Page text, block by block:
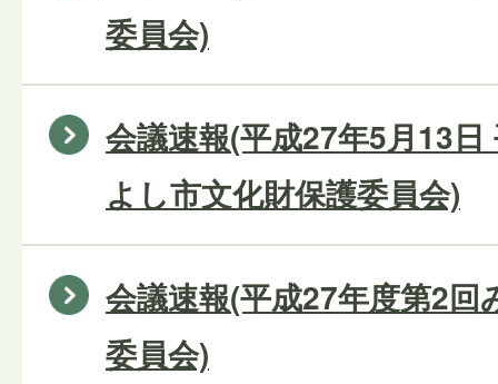
委員会)
会議速報(平成27年5月13
よし市文化財保護委員会)
会議速報(平成27年度第2回
委員会)